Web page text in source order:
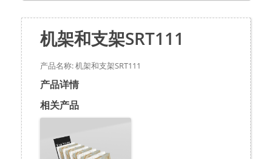
机架和支架SRT111
产品名称: 机架和支架SRT111
产品详情
相关产品